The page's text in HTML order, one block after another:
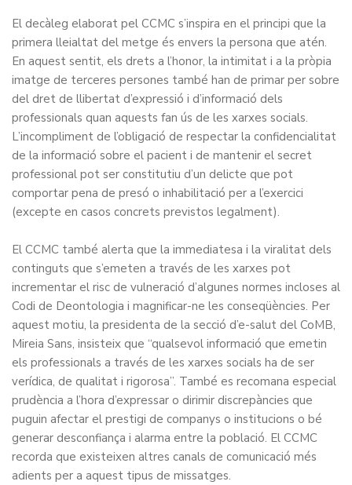
El decàleg elaborat pel CCMC s’inspira en el principi que la
primera lleialtat del metge és envers la persona que atén.
En aquest sentit, els drets a l’honor, la intimitat i a la pròpia
imatge de terceres persones també han de primar per sobre
del dret de llibertat d’expressió i d’informació dels
professionals quan aquests fan ús de les xarxes socials.
L’incompliment de l’obligació de respectar la confidencialitat
de la informació sobre el pacient i de mantenir el secret
professional pot ser constitutiu d’un delicte que pot
comportar pena de presó o inhabilitació per a l’exercici
(excepte en casos concrets previstos legalment).
El CCMC també alerta que la immediatesa i la viralitat dels
continguts que s’emeten a través de les xarxes pot
incrementar el risc de vulneració d’algunes normes incloses al
Codi de Deontologia i magnificar-ne les conseqüències. Per
aquest motiu, la presidenta de la secció d’e-salut del CoMB,
Mireia Sans, insisteix que “qualsevol informació que emetin
els professionals a través de les xarxes socials ha de ser
verídica, de qualitat i rigorosa”. També es recomana especial
prudència a l’hora d’expressar o dirimir discrepàncies que
puguin afectar el prestigi de companys o institucions o bé
generar desconfiança i alarma entre la població. El CCMC
recorda que existeixen altres canals de comunicació més
adients per a aquest tipus de missatges.